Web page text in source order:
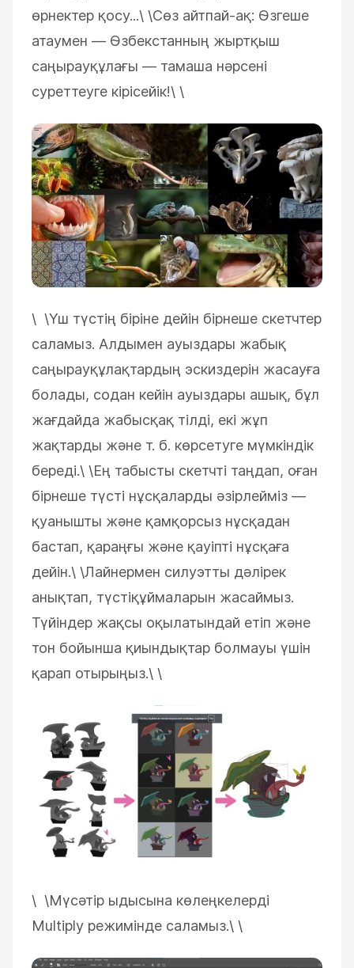
ESC
өрнектер қосу...\ \Сөз айтпай-ақ: Өзгеше
атаумен — Өзбекстанның жыртқыш
саңырауқұлағы — тамаша нәрсені
суреттеуге кірісейік!\ \
\ \Үш түстің біріне дейін бірнеше скетчтер
саламыз. Алдымен ауыздары жабық
саңырауқұлақтардың эскиздерін жасауға
болады, содан кейін ауыздары ашық, бұл
жағдайда жабысқақ тілді, екі жұп
жақтарды және т. б. көрсетуге мүмкіндік
береді.\ \Ең табысты скетчті таңдап, оған
бірнеше түсті нұсқаларды әзірлейміз —
қуанышты және қамқорсыз нұсқадан
бастап, қараңғы және қауіпті нұсқаға
дейін.\ \Лайнермен силуэтты дәлірек
анықтап, түстіқұймаларын жасаймыз.
Түйіндер жақсы оқылатындай етіп және
тон бойынша қиындықтар болмауы үшін
қарап отырыңыз.\ \
\ \Мүсәтір ыдысына көлеңкелерді
Multiply режимінде саламыз.\ \